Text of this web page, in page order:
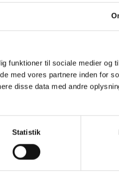
funktioner til sociale medier og
med vores partnere inden for
disse data med andre
Statistik